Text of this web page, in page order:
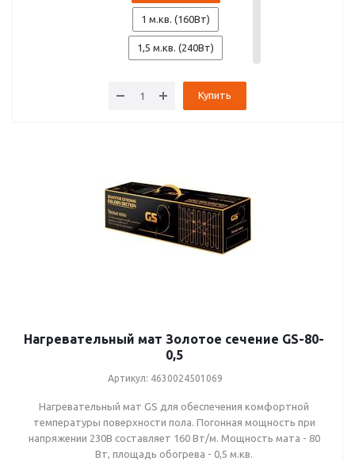
1 м.кв. (160Вт)
1,5 м.кв. (240Вт)
4 м.кв. (640Вт)
4,5 м.кв. (720Вт)
5 м.кв. (800Вт)
8 м.кв. (1280Вт)
9 м.кв. (1440Вт)
12 м.кв. (1920Вт)
15 м.кв. (2400Вт)
Купить
Нагревательный мат Золотое сечение GS-80-
0,5
Артикул: 4630024501069
Нагревательный мат GS для обеспечения комфортной
температуры поверхности пола. Погонная мощность при
напряжении 230В составляет 160 Вт/м. Мощность мата - 80
Вт, площадь обогрева - 0,5 м.кв.